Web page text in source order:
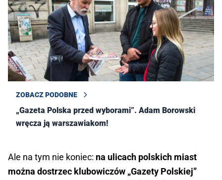
ZOBACZ PODOBNE
„Gazeta Polska przed wyborami”. Adam Borowski
wręcza ją warszawiakom!
Ale na tym nie koniec: na ulicach polskich miast
można dostrzec klubowiczów „Gazety Polskiej”